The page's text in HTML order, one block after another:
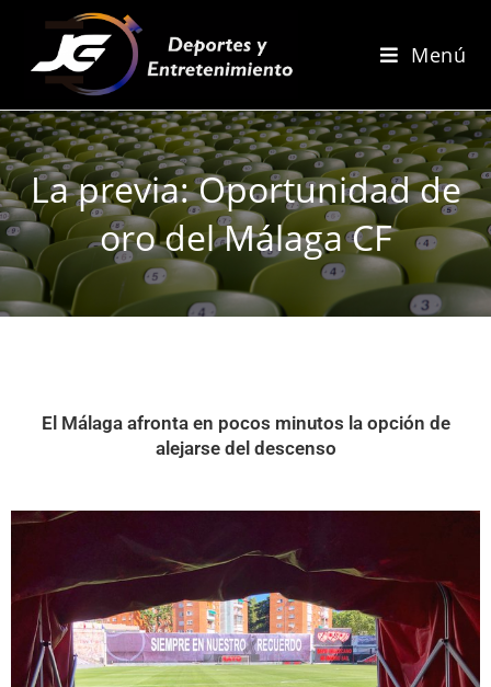
Menú
La previa: Oportunidad de
oro del Málaga CF
El Málaga afronta en pocos minutos la opción de
alejarse del descenso